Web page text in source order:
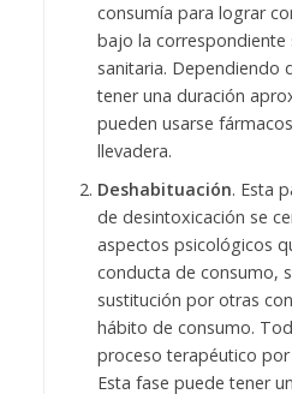
consumía para lograr
bajo la correspondiente
sanitaria. Dependiendo
tener una duración
pueden usarse
llevadera.
Deshabituación. Esta
de desintoxicación se
aspectos psicológicos
conducta de consumo,
sustitución por otras
hábito de consumo.
proceso terapéutico
Esta fase puede tener